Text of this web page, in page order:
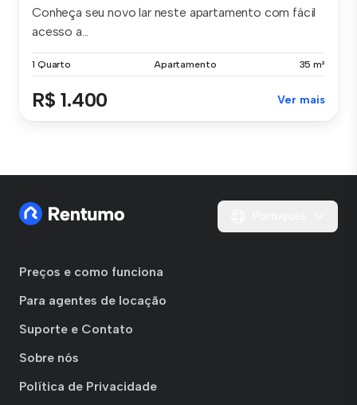
Conheça seu novo lar neste apartamento com fácil
acesso a...
1 Quarto Apartamento 35 m²
R$ 1.400 Ver mais
Preços e como funciona
Para agentes de locação
Suporte e Contato
Sobre nós
Política de Privacidade